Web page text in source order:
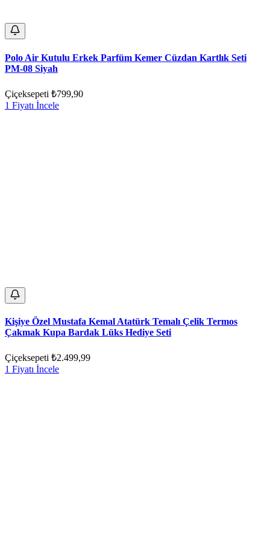
Polo Air Kutulu Erkek Parfüm Kemer Cüzdan Kartlık Seti
PM-08 Siyah
Çiçeksepeti ₺799,90
1 Fiyatı İncele
Kişiye Özel Mustafa Kemal Atatürk Temalı Çelik Termos
Çakmak Kupa Bardak Lüks Hediye Seti
Çiçeksepeti ₺2.499,99
1 Fiyatı İncele